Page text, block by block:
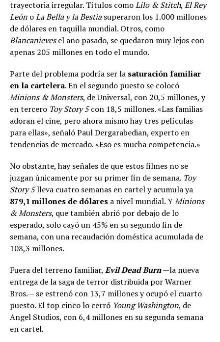
trayectoria irregular. Títulos comoLilo & Stitch, El Rey
León oLa Bella y la Bestiasuperaron los 1.000 millones
de dólares en taquilla mundial. Otros, como
Blancanievesel año pasado, se quedaron muy lejos con
apenas 205 millones en todo el mundo.
Parte del problema podría ser la saturación familiar
en la cartelera. En el segundo puesto se colocó
Minions & Monsters, de Universal, con 20,5 millones, y
en tercero Toy Story 5con 18,5 millones. «Las familias
adoran el cine, pero ahora mismo hay tres películas
para ellas», señaló Paul Dergarabedian, experto en
tendencias de mercado. «Eso es mucha competencia.»
No obstante, hay señales de que estos filmes no se
juzgan únicamente por su primer fin de semana. Toy
Story 5lleva cuatro semanas en cartel y acumula ya
879,1 millones de dólares a nivel mundial. YMinions
& Monsters, que también abrió por debajo de lo
esperado, solo cayó un 45% en su segundo fin de
semana, con una recaudación doméstica acumulada de
108,3 millones.
Fuera del terreno familiar, Evil Dead Burn—la nueva
entrega de la saga de terror distribuida por Warner
Bros.— se estrenó con 13,7 millones y ocupó el cuarto
puesto. El top cinco lo cerró Young Washington, de
Angel Studios, con 6,4 millones en su segunda semana
en cartel.